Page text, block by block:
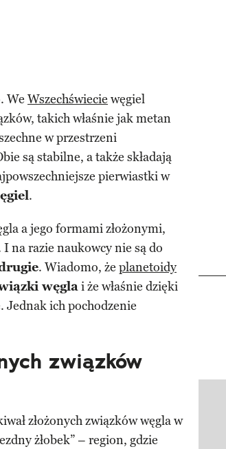
We Wszechświecie węgiel
takich właśnie jak metan
w przestrzeni
są stabilne, a także składają
pierwiastki w
.
a jego formami złożonymi,
na razie naukowcy nie są do
. Wiadomo, że planetoidy
węglai że właśnie dzięki
Jednak ich pochodzenie
związków
złożonych związków węgla w
żłobek” – region, gdzie